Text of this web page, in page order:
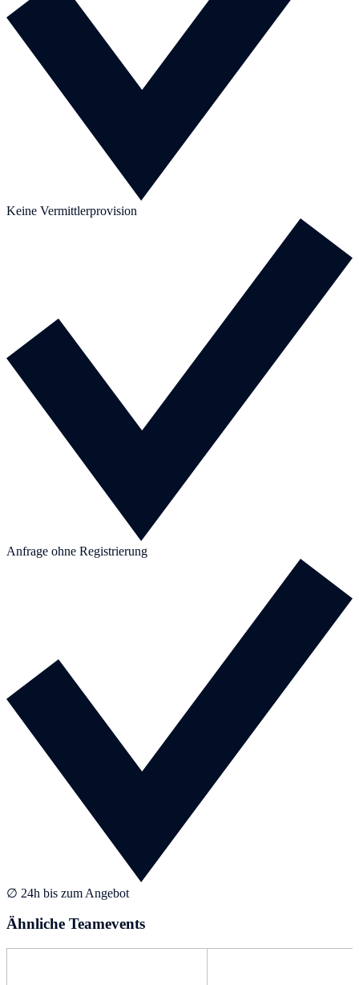
Keine Vermittlerprovision
Anfrage ohne Registrierung
∅ 24h bis zum Angebot
Ähnliche Teamevents